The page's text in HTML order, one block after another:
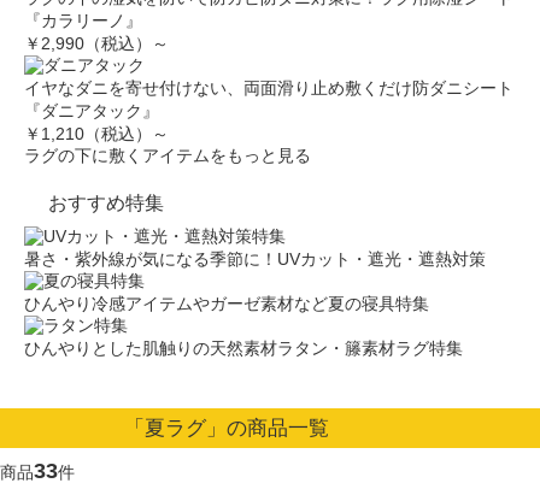
『カラリーノ』
￥2,990（税込）～
イヤなダニを寄せ付けない、両面滑り止め敷くだけ防ダニシート
『ダニアタック』
￥1,210（税込）～
ラグの下に敷くアイテムをもっと見る
おすすめ特集
暑さ・紫外線が気になる季節に！UVカット・遮光・遮熱対策
ひんやり冷感アイテムやガーゼ素材など夏の寝具特集
ひんやりとした肌触りの天然素材ラタン・籐素材ラグ特集
「夏ラグ」の商品一覧
商品33件